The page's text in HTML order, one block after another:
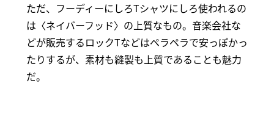
ただ、フーディーにしろTシャツにしろ使われるの
は〈ネイバーフッド〉の上質なもの。音楽会社な
どが販売するロックTなどはペラペラで安っぽかっ
たりするが、素材も縫製も上質であることも魅力
だ。